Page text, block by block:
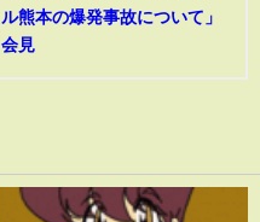
ル熊本の爆発事故について」
会見